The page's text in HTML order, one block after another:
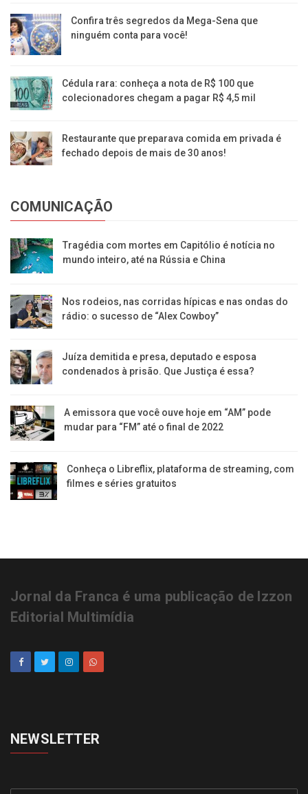
Confira três segredos da Mega-Sena que
ninguém conta para você!
Cédula rara: conheça a nota de R$ 100 que
colecionadores chegam a pagar R$ 4,5 mil
Restaurante que preparava comida em privada é
fechado depois de mais de 30 anos!
COMUNICAÇÃO
Tragédia com mortes em Capitólio é notícia no
mundo inteiro, até na Rússia e China
Nos rodeios, nas corridas hípicas e nas ondas do
rádio: o sucesso de “Alex Cowboy”
Juíza demitida e presa, deputado e esposa
condenados à prisão. Que Justiça é essa?
A emissora que você ouve hoje em “AM” pode
mudar para “FM” até o final de 2022
Conheça o Libreflix, plataforma de streaming, com
filmes e séries gratuitos
Jornal da Franca é uma publicação de Izzon
Editorial Multimídia
NEWSLETTER